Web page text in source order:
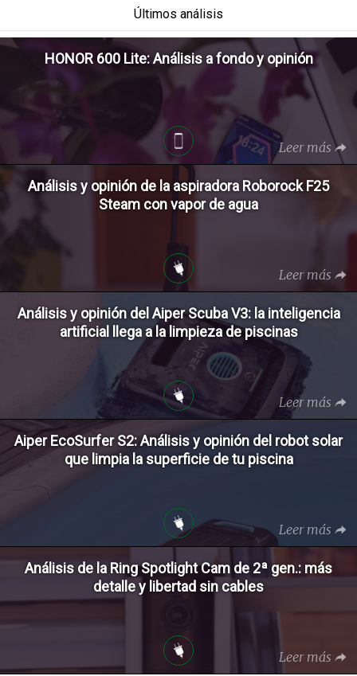
Últimos análisis
HONOR 600 Lite: Análisis a fondo y opinión
Leer más
Análisis y opinión de la aspiradora Roborock F25
Steam con vapor de agua
Leer más
Análisis y opinión del Aiper Scuba V3: la inteligencia
artificial llega a la limpieza de piscinas
Leer más
Aiper EcoSurfer S2: Análisis y opinión del robot solar
que limpia la superficie de tu piscina
Leer más
Análisis de la Ring Spotlight Cam de 2ª gen.: más
detalle y libertad sin cables
Leer más